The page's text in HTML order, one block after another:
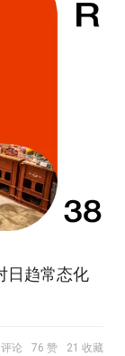
日趋常态化
论 76 赞 21 收藏